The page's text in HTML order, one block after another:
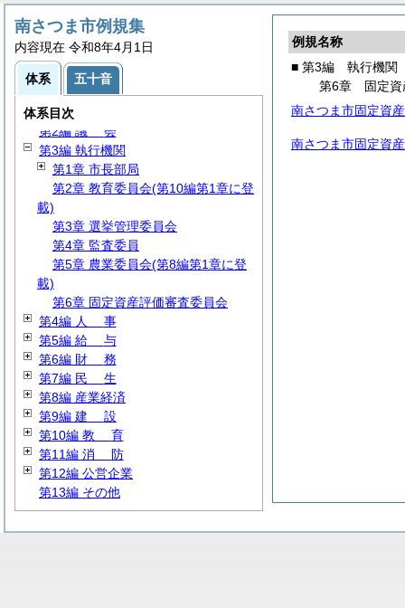
例規名称
■ 第3編 執行機関
第6章 固定資
南さつま市固定資
南さつま市固定資
南さつま市例規集
内容現在 令和8年4月1日
体系 五十音
体系目次
第1編
第2編 議 会
第3編 執行機関
第1章 市長部局
第2章 教育委員会(第10編第1章に登
載)
第3章 選挙管理委員会
第4章 監査委員
第5章 農業委員会(第8編第1章に登
載)
第6章 固定資産評価審査委員会
第4編 人 事
第5編 給 与
第6編 財 務
第7編 民 生
第8編 産業経済
第9編 建 設
第10編 教 育
第11編 消 防
第12編 公営企業
第13編 その他